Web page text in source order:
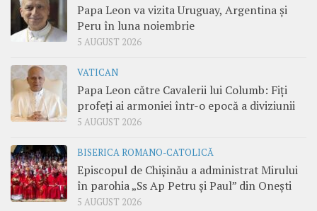
Papa Leon va vizita Uruguay, Argentina și
Peru în luna noiembrie
5 AUGUST 2026
VATICAN
Papa Leon către Cavalerii lui Columb: Fiți
profeți ai armoniei într-o epocă a diviziunii
5 AUGUST 2026
BISERICA ROMANO-CATOLICĂ
Episcopul de Chișinău a administrat Mirului
în parohia „Ss Ap Petru și Paul” din Onești
5 AUGUST 2026